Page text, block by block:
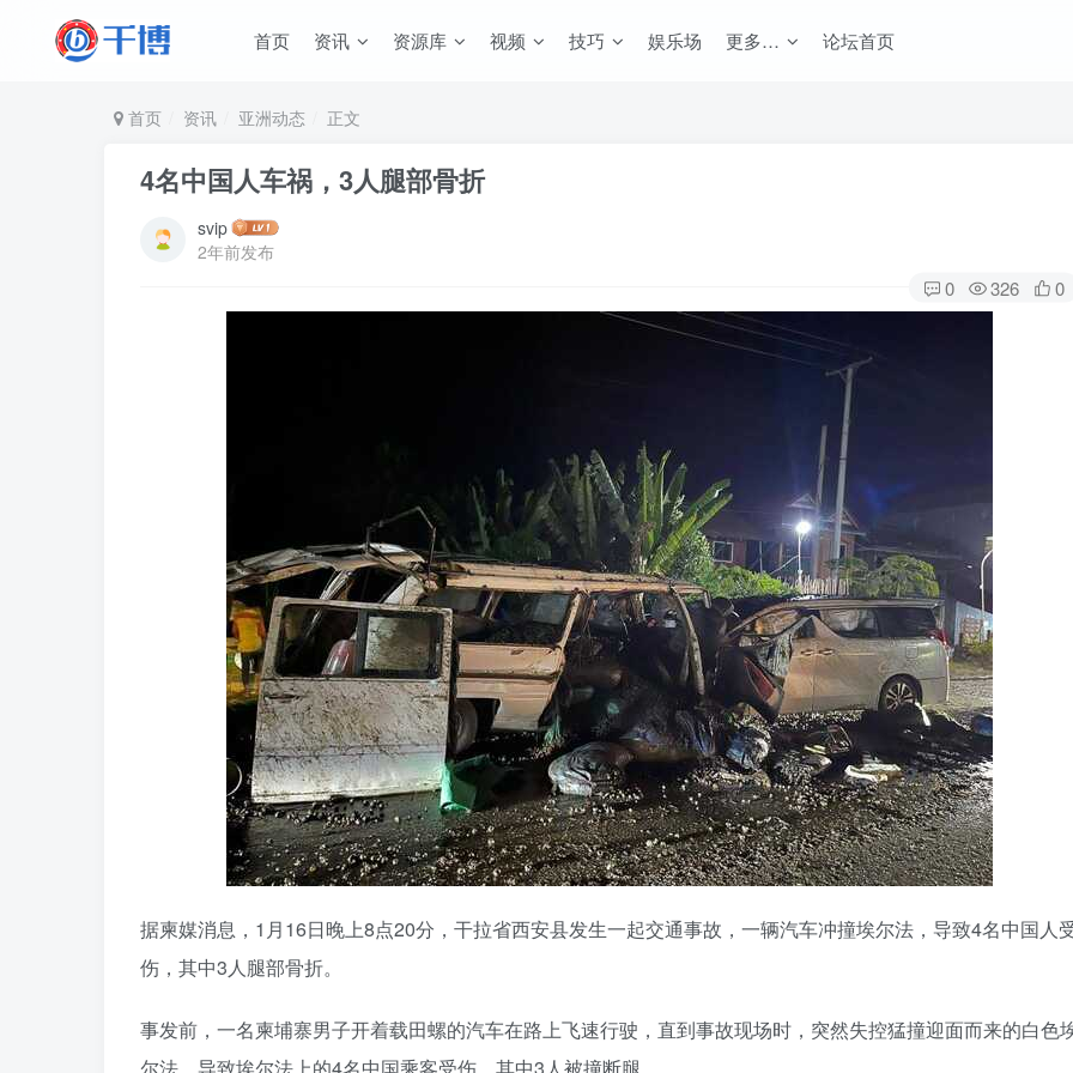
首页 资讯 资源库 视频 技巧 娱乐场 更多… 论坛首页
首页 资讯 亚洲动态 正文
4名中国人车祸，3人腿部骨折
svip
2年前发布
0 326 0
据柬媒消息，1月16日晚上8点20分，干拉省西安县发生一起交通事故，一辆汽车冲撞埃尔法，导致4名中国人
伤，其中3人腿部骨折。
事发前，一名柬埔寨男子开着载田螺的汽车在路上飞速行驶，直到事故现场时，突然失控猛撞迎面而来的白色